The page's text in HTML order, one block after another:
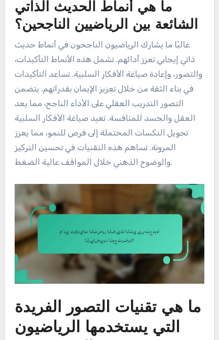
ما هي أنماط الحديث الذاتي
الشائعة بين الرياضيين الناجحين؟
غالبًا ما يشارك الرياضيون الناجحون في أنماط حديث
ذاتي إيجابي تعزز أدائهم. تشمل هذه الأنماط التأكيدات،
والتصور، وإعادة صياغة الأفكار السلبية. تساعد التأكيدات
في بناء الثقة من خلال تعزيز الإيمان بقدراتهم. يتضمن
التصور التدريب العقلي على الأداء الناجح، مما يعد
العقل والجسد للمنافسة. تعيد صياغة الأفكار السلبية
تحويل النكسات المحتملة إلى فرص للنمو، مما يعزز
المرونة. تساهم هذه التقنيات في تحسين التركيز
والوضوح الذهني خلال المواقف عالية الضغط.
ما هي تقنيات التصور الفريدة
التي يستخدمها الرياضيون